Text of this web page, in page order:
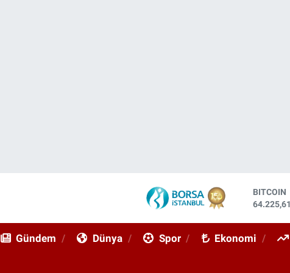
DOLAR
47,7143
STERLİN
Gündem Dünya Spor Ekonomi